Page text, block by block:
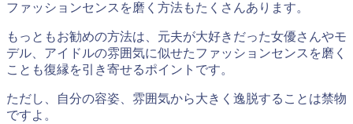
ファッションセンスを磨く方法もたくさんあります。
もっともお勧めの方法は、元夫が大好きだった女優さんやモ
デル、アイドルの雰囲気に似せたファッションセンスを磨く
ことも復縁を引き寄せるポイントです。
ただし、自分の容姿、雰囲気から大きく逸脱することは禁物
ですよ。